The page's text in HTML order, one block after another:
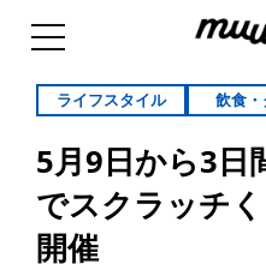
ライフスタイル 飲食・
5月9日から3日
でスクラッチ
開催